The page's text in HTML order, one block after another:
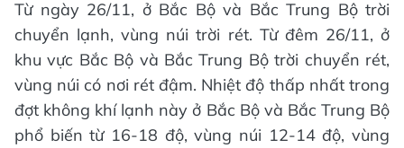
Từ ngày 26/11, ở Bắc Bộ và Bắc Trung Bộ trời
chuyển lạnh, vùng núi trời rét. Từ đêm 26/11, ở
khu vực Bắc Bộ và Bắc Trung Bộ trời chuyển rét,
vùng núi có nơi rét đậm. Nhiệt độ thấp nhất trong
đợt không khí lạnh này ở Bắc Bộ và Bắc Trung Bộ
phổ biến từ 16-18 độ, vùng núi 12-14 độ, vùng